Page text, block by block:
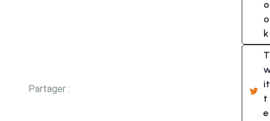
Partager :
o
o
k
T
it
t
e